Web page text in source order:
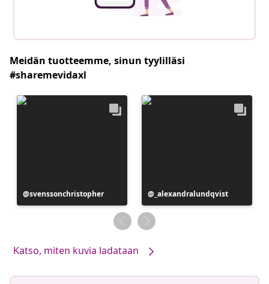
Meidän tuotteemme, sinun tyylilläsi
#sharemevidaxl
Julkaissut
svenssonchristopher Julkaissut
_alexandralundqvist
Katso, miten kuvia ladataan